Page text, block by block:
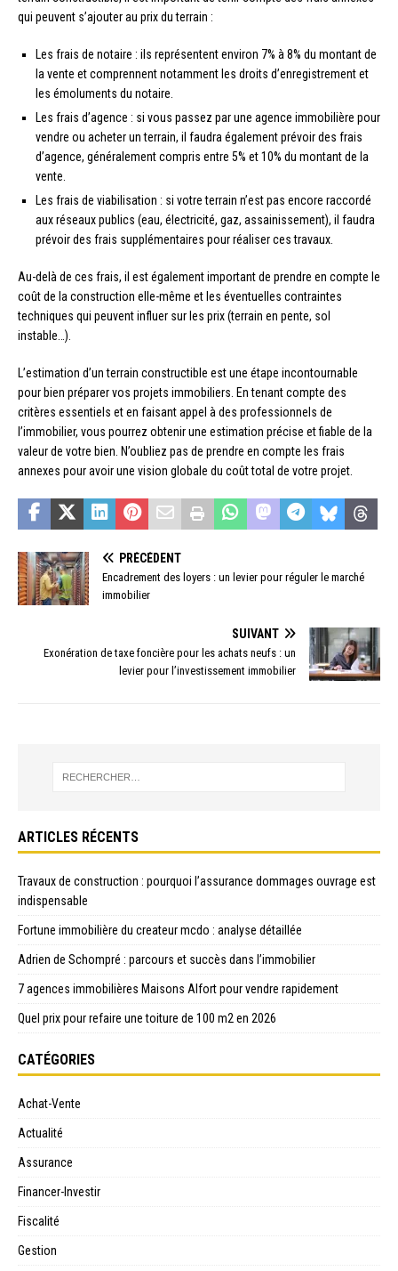
qui peuvent s’ajouter au prix du terrain :
Les frais de notaire : ils représentent environ 7% à 8% du montant de
la vente et comprennent notamment les droits d’enregistrement et
les émoluments du notaire.
Les frais d’agence : si vous passez par une agence immobilière pour
vendre ou acheter un terrain, il faudra également prévoir des frais
d’agence, généralement compris entre 5% et 10% du montant de la
vente.
Les frais de viabilisation : si votre terrain n’est pas encore raccordé
aux réseaux publics (eau, électricité, gaz, assainissement), il faudra
prévoir des frais supplémentaires pour réaliser ces travaux.
Au-delà de ces frais, il est également important de prendre en compte le
coût de la construction elle-même et les éventuelles contraintes
techniques qui peuvent influer sur les prix (terrain en pente, sol
instable…).
L’estimation d’un terrain constructible est une étape incontournable
pour bien préparer vos projets immobiliers. En tenant compte des
critères essentiels et en faisant appel à des professionnels de
l’immobilier, vous pourrez obtenir une estimation précise et fiable de la
valeur de votre bien. N’oubliez pas de prendre en compte les frais
annexes pour avoir une vision globale du coût total de votre projet.
PRÉCÉDENT
Encadrement des loyers : un levier pour réguler le marché
immobilier
SUIVANT
Exonération de taxe foncière pour les achats neufs : un
levier pour l’investissement immobilier
ARTICLES RÉCENTS
Travaux de construction : pourquoi l’assurance dommages ouvrage est
indispensable
Fortune immobilière du createur mcdo : analyse détaillée
Adrien de Schompré : parcours et succès dans l’immobilier
7 agences immobilières Maisons Alfort pour vendre rapidement
Quel prix pour refaire une toiture de 100 m2 en 2026
CATÉGORIES
Achat-Vente
Actualité
Assurance
Financer-Investir
Fiscalité
Gestion